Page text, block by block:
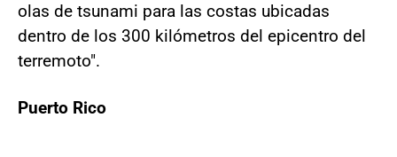
olas de tsunami para las costas ubicadas
dentro de los 300 kilómetros del epicentro del
terremoto".
Puerto Rico